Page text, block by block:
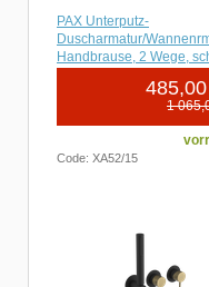
PAX Unterputz-
Duscharmatur/
Handbrause, 2 Wege,
1
Code: XA52/15